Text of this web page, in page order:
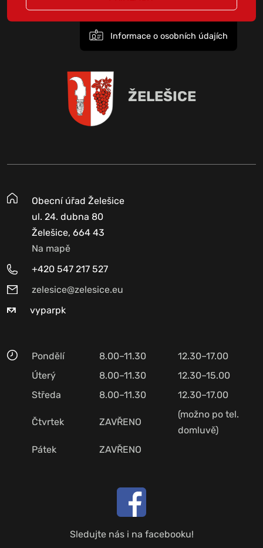
Informace o osobních údajích
ŽELEŠICE
Obecní úřad Želešice
ul. 24. dubna 80
Želešice, 664 43
Na mapě
+420 547 217 527
zelesice@zelesice.eu
vyparpk
Pondělí 8.00–11.30
12.30–17.00
Úterý
8.00–11.30
12.30–15.00
Středa
8.00–11.30 12.30–17.00
Čtvrtek ZAVŘENO
(možno po tel.
domluvě)
Pátek
ZAVŘENO
Sledujte nás i na facebooku!